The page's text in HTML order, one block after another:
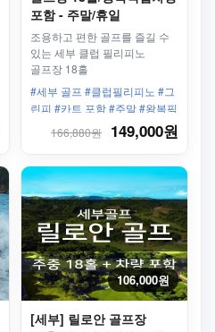
포함 - 주말/휴일
조용하고 편한 골프를 즐길 수
있는 세부 클럽 필리피노
골프장 18홀
#세부 골프 #클럽필리피노 #그
린피 #카트 포함 #주말 #왕복픽
업 #단독차량포함 #1인라운딩
166,880원 149,000원
106,000원
[세부] 릴로안 골프장